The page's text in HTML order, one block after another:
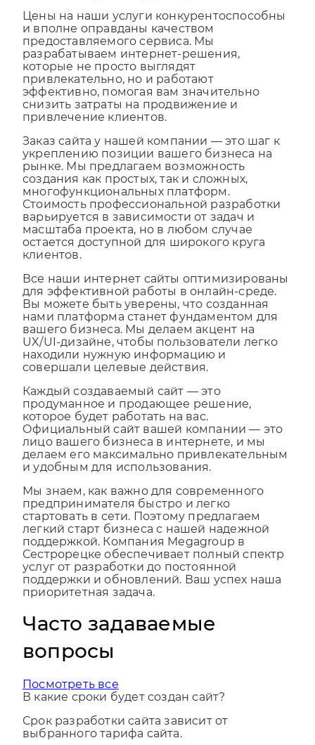
Цены на наши услуги конкурентоспособны
и вполне оправданы качеством
предоставляемого сервиса. Мы
разрабатываем интернет-решения,
которые не просто выглядят
привлекательно, но и работают
эффективно, помогая вам значительно
снизить затраты на продвижение и
Заказ сайта у нашей компании — это шаг к
укреплению позиции вашего бизнеса на
рынке. Мы предлагаем возможность
создания как простых, так и сложных,
многофункциональных платформ.
Стоимость профессиональной разработки
варьируется в зависимости от задач и
масштаба проекта, но в любом случае
остается доступной для широкого круга
Все наши интернет сайты оптимизированы
для эффективной работы в онлайн-среде.
Вы можете быть уверены, что созданная
нами платформа станет фундаментом для
вашего бизнеса. Мы делаем акцент на
UX/UI-дизайне, чтобы пользователи легко
находили нужную информацию и
Каждый создаваемый сайт — это
продуманное и продающее решение,
которое будет работать на вас.
Официальный сайт вашей компании — это
лицо вашего бизнеса в интернете, и мы
делаем его максимально привлекательным
Мы знаем, как важно для современного
предпринимателя быстро и легко
стартовать в сети. Поэтому предлагаем
легкий старт бизнеса с нашей надежной
поддержкой. Компания Megagroup в
Сестрорецке обеспечивает полный спектр
услуг от разработки до постоянной
поддержки и обновлений. Ваш успех наша
Часто задаваемые
вопросы
Посмотреть все
Срок разработки сайта зависит от